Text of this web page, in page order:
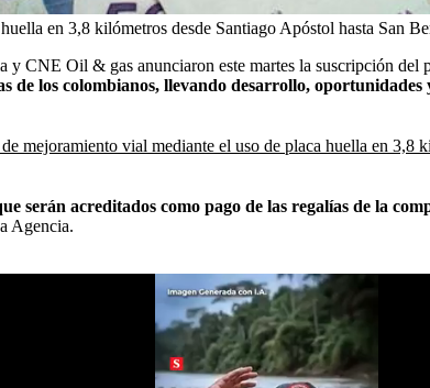
en 3,8 kilómetros desde Santiago Apóstol hasta San
CNE Oil & gas anunciaron este martes la suscripción del
los colombianos, llevando desarrollo,
mejoramiento vial mediante el uso de placa huella en 3,8
serán acreditados como pago de las regalías de la
Agencia.